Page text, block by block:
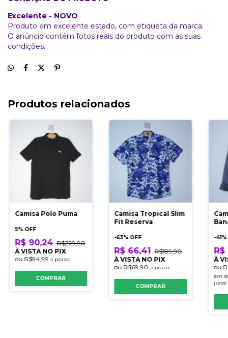
Excelente - NOVO
Produto em excelente estado, com etiqueta da marca.
O anúncio contém fotos reais do produto com as suas
condições.
Produtos relacionados
Camisa Polo Puma
5% OFF
R$ 90,24 R$229,90
À VISTA NO PIX
ou R$94,99 a prazo
COMPRAR
Camisa Tropical Slim
Fit Reserva
-63% OFF
R$ 66,41 R$189,90
À VISTA NO PIX
ou R$69,90a prazo
COMPRAR
-41%
R$
À
ou
em
juros